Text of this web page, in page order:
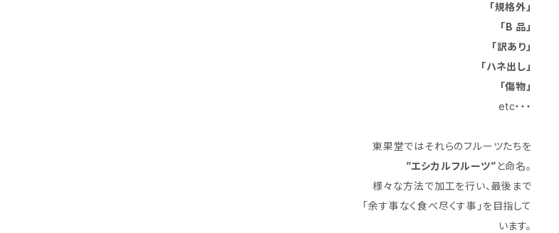
「規格外」
「B 品」
「訳あり」
「ハネ出し」
「傷物」
etc・・・
東果堂ではそれらのフルーツたちを
”エシカルフルーツ” と命名。
様々な方法で加工を行い、最後まで
「余す事なく食べ尽くす事」を目指して
います。